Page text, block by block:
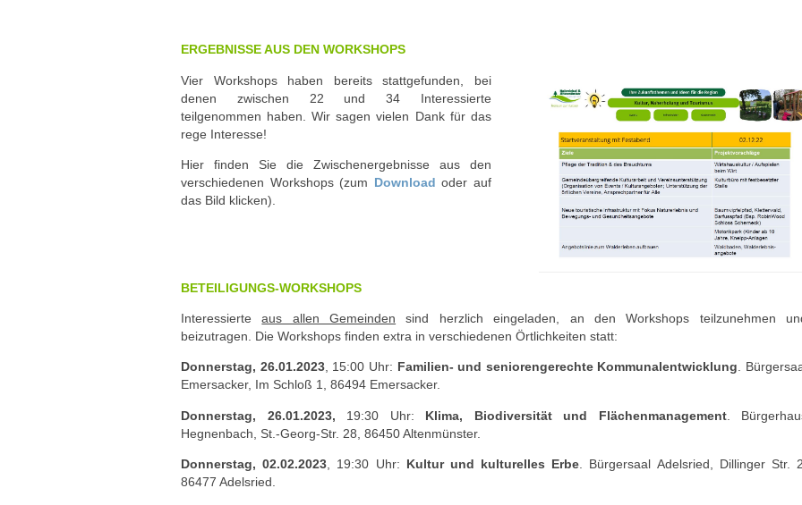
ERGEBNISSE AUS DEN WORKSHOPS
Vier Workshops haben bereits stattgefunden, bei
denen zwischen 22 und 34 Interessierte
teilgenommen haben. Wir sagen vielen Dank für das
rege Interesse!
Hier finden Sie die Zwischenergebnisse aus den
verschiedenen Workshops (zum Downloadoder auf
das Bild klicken).
BETEILIGUNGS-WORKSHOPS
Interessierteaus allen Gemeinden sind herzlich eingeladen, an den Workshops teilzunehmen
beizutragen. Die Workshops finden extra in verschiedenen Örtlichkeiten statt:
Donnerstag, 26.01.2023, 15:00 Uhr: Familien- und seniorengerechte Kommunalentwicklung.
Emersacker, Im Schloß 1, 86494 Emersacker.
Donnerstag, 26.01.2023, 19:30 Uhr: Klima, Biodiversität und Flächenmanagement.
Hegnenbach, St.-Georg-Str. 28, 86450 Altenmünster.
Donnerstag, 02.02.2023, 19:30 Uhr: Kultur und kulturelles Erbe. Bürgersaal Adelsried, Dillinger Str.
86477 Adelsried.